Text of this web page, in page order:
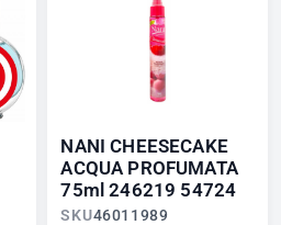
NANI CHEESECAKE
ACQUA PROFUMATA
75ml 246219 54724
SKU46011989